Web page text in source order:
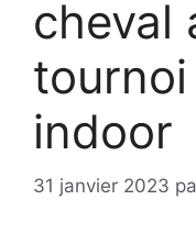
cheval
indoor
31 janvier 2023